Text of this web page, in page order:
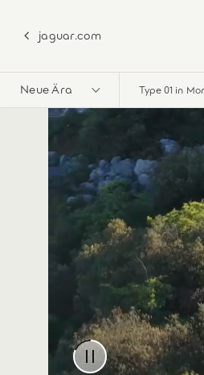
jaguar.com
Neue Ära Type 01 in